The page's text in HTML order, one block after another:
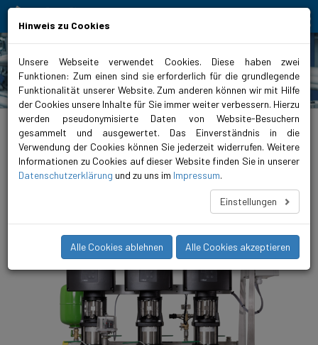
Produkte
biral.ch > Produktsortiment > Wasserversorgung > Druckerhöhungsanlagen >
ComBo 3x HP-E
ComBo 3x HP-E 4-25-11/8
Druckerhöhungsanlagen mit drei mehrstufigen, vertikalen
Hinweis zu Cookies
Unsere Webseite verwendet Cookies. Diese haben zwei
Funktionen: Zum einen sind sie erforderlich für die grundlegende
Funktionalität unserer Website. Zum anderen können wir mit Hilfe
der Cookies unsere Inhalte für Sie immer weiter verbessern. Hierzu
werden pseudonymisierte Daten von Website-Besuchern
gesammelt und ausgewertet. Das Einverständnis in die
Verwendung der Cookies können Sie jederzeit widerrufen. Weitere
Informationen zu Cookies auf dieser Website finden Sie in unserer
Datenschutzerklärung und zu uns im Impressum.
Einstellungen
Alle Cookies ablehnen Alle Cookies akzeptieren